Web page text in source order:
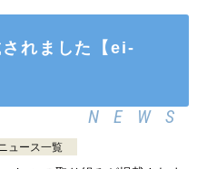
されました【ei-
NEWS
ュース一覧